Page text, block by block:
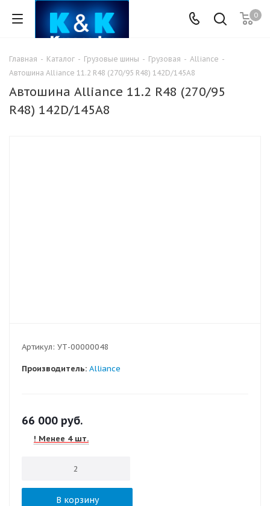
0
Главная - Каталог - Грузовые шины - Грузовая - Alliance -
Автошина Alliance 11.2 R48 (270/95 R48) 142D/145А8
Автошина Alliance 11.2 R48 (270/95
R48) 142D/145А8
Артикул: УТ-00000048
Производитель: Alliance
66 000 руб.
! Менее 4 шт.
В корзину